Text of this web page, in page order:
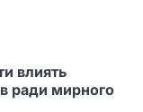
влиять
ради мирного